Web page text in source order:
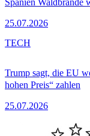
25.07.2026
Trump sagt, die EU
hohen Preis“ zahlen
25.07.2026
TECH